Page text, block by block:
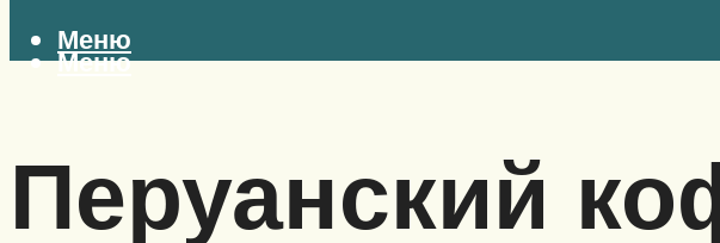
Меню
Меню
Перуанский